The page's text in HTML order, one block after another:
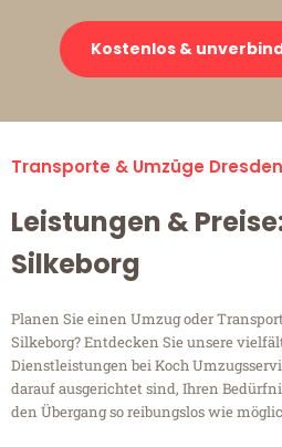
Kostenlos &
Transporte & Umzüge
Leistungen &
Silkeborg
Planen Sie einen Umzug oder
Silkeborg? Entdecken Sie unsere
Dienstleistungen bei Koch
darauf ausgerichtet sind, Ihren
den Übergang so reibungslos wie